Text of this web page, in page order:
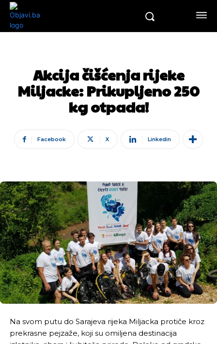
Akcija čišćenja rijeke
Miljacke: Prikupljeno 250
kg otpada!
Facebook X Linkedin
Na svom putu do Sarajeva rijeka Miljacka protiče kroz
prekrasne pejzaže, koji su omiljena destinacija